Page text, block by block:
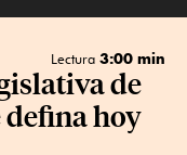
Lectura 3:00 min
de
defina hoy